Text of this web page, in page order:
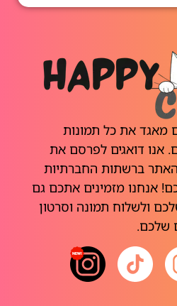
מאגד את כל תמונות
אנו דואגים לפרסם את
ברשתות החברתיות
אנחנו מזמינים אתכם גם
ולשלוח תמונה וסרטון
שלכם.